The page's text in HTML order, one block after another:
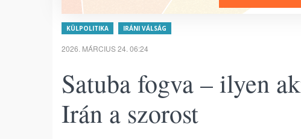
KÜLPOLITIKA IRÁNI VÁLSÁG
2026. MÁRCIUS 24. 06:24
Satuba fogva – ilyen
Irán a szorost